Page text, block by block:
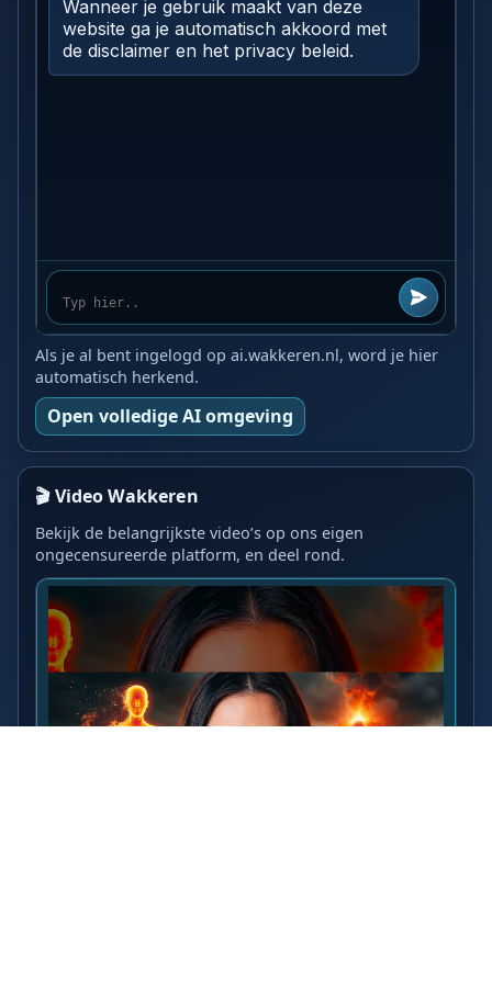
Als je al bent ingelogd op ai.wakkeren.nl, word je hier
automatisch herkend.
Open volledige AI omgeving
🎬 Video Wakkeren
Bekijk de belangrijkste video’s op ons eigen
ongecensureerde platform, en deel rond.